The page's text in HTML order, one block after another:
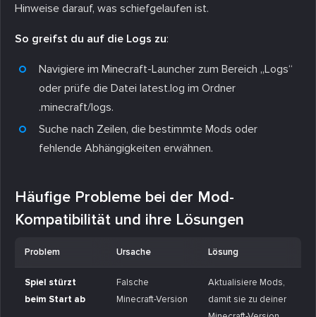
Hinweise darauf, was schiefgelaufen ist.
So greifst du auf die Logs zu:
Navigiere im Minecraft-Launcher zum Bereich „Logs“
oder prüfe die Datei latest.log im Ordner
.minecraft/logs.
Suche nach Zeilen, die bestimmte Mods oder
fehlende Abhängigkeiten erwähnen.
Häufige Probleme bei der Mod-
Kompatibilität und ihre Lösungen
Problem Ursache Lösung
Spiel stürzt
beim Start ab
Falsche
Minecraft-Version
Aktualisiere Mods,
damit sie zu deiner